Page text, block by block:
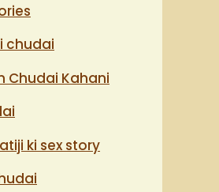
chudai
Chudai Kahani
ki sex story